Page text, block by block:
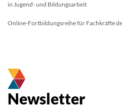
in Jugend- und Bildungsarbeit
Online-Fortbildungsreihe für Fachkräfte
Newsletter